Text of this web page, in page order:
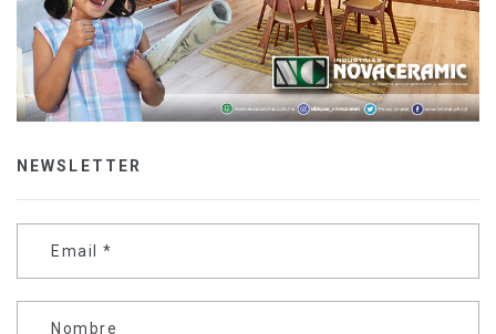
NEWSLETTER
Email *
Nombre